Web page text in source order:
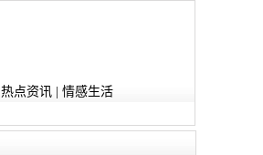
热点资讯| 情感生活